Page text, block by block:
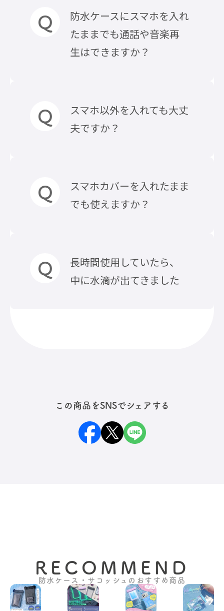
い。
※製品の品質管理、防水チェッ
クは細心の注意をはらっており
※ご使用による経年劣化やキズ
による影響がありますので、1シ
製品の性能上、防水、防塵に対
する保護等級はクリアしており
ますが、水中での使用前提の商
品ではございません。
で、水中での使用はお止め下さ
い。水中での使用によりスマホ
ブレットの大半が「静電容量方
式」のため、表面が濡れた状態
防水ケースにスマホを入れ
たままでも通話や音楽再
生はできますか？
可能ですが、ケースに覆われてい
るため、音量や音質は若干低下
します点、予めご了承下さい。
スマホ以外を入れても大丈
夫ですか？
問題ございませんが、鋭利な物
や尖った物など、ケースを破く恐
れがある物の収納はお止め下さ
スマホカバーを入れたまま
でも使えますか？
防水ケースの対応内寸以内であ
れば可能です。
スマホカバーの端が鋭利な場
長時間使用していたら、
中に水滴が出てきました
この商品をSNSでシェアする
RECOMMEND
防水ケース・サコッシュのおすすめ商品